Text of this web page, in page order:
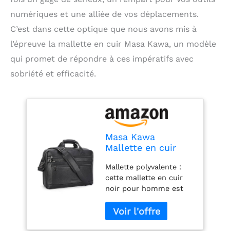
numériques et une alliée de vos déplacements.
C’est dans cette optique que nous avons mis à
l’épreuve la mallette en cuir Masa Kawa, un modèle
qui promet de répondre à ces impératifs avec
sobriété et efficacité.
Masa Kawa
Mallette en cuir
pouces - Étanche -
Bandoulière - Pour
les affaires, les
voyages, le travail -
Noir
Mallette polyvalente :
cette mallette en cuir
noir pour homme est
réunions d'affaires, les
visites de clients, les